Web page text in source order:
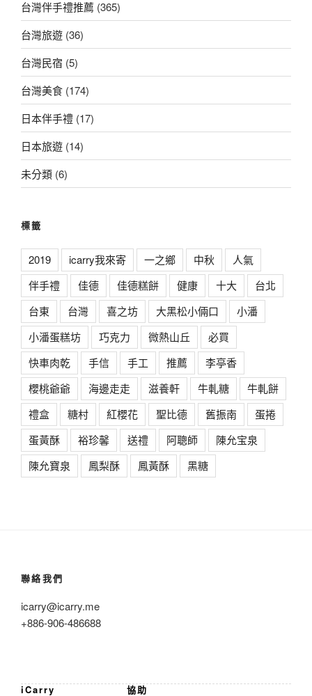
台灣伴手禮推薦 (365)
台灣旅遊 (36)
台灣民宿 (5)
台灣美食 (174)
日本伴手禮 (17)
日本旅遊 (14)
未分類 (6)
標籤
2019 icarry我來寄 一之鄉 中秋
人氣
伴手禮
佳德 佳德糕餅 健康 十大
台北
台東
台灣 喜之坊 大黑松小倆口
小潘
小潘蛋糕坊
巧克力 微熱山丘
必買
快車肉乾
手信 手工 推薦
李亭香
櫻桃爺爺
海邊走走 滋養軒 牛軋糖
牛軋餅
禮盒
糖村 紅櫻花 聖比德 舊振南
蛋捲
蛋黃酥
裕珍馨 送禮 阿聰師
陳允宝泉
陳允寶泉
鳳梨酥 鳳黃酥 黑糖
聯絡我們
icarry@icarry.me
+886-906-486688
iCarry 協助